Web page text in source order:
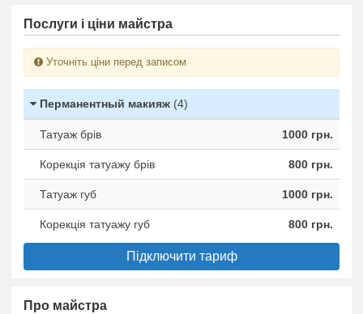
Послуги і ціни майстра
Уточніть ціни перед записом
Перманентный макияж (4)
Татуаж брів 1000 грн.
Корекція татуажу брів 800 грн.
Татуаж губ 1000 грн.
Корекція татуажу губ 800 грн.
Підключити тариф
Про майстра